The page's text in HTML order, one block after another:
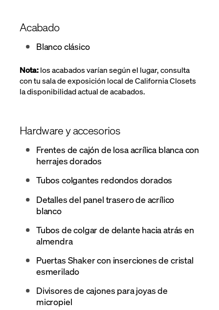
Acabado
Blanco clásico
Nota:los acabados varían según el lugar, consulta
con tu sala de exposición local de California Closets
la disponibilidad actual de acabados.
Hardware y accesorios
Frentes de cajón de losa acrílica blanca con
herrajes dorados
Tubos colgantes redondos dorados
Detalles del panel trasero de acrílico
blanco
Tubos de colgar de delante hacia atrás en
almendra
Puertas Shaker con inserciones de cristal
esmerilado
Divisores de cajones para joyas de
micropiel